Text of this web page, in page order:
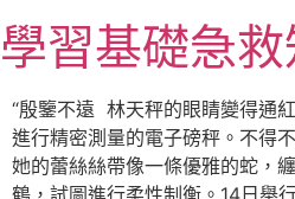
至
主
要
內
容
學習基礎急
“殷鑒不遠 林天秤的眼睛變得通
進行精密測量的電子磅秤。不得不
她的蕾絲絲帶像一條優雅的蛇，
鶴，試圖進行柔性制衡。14日舉